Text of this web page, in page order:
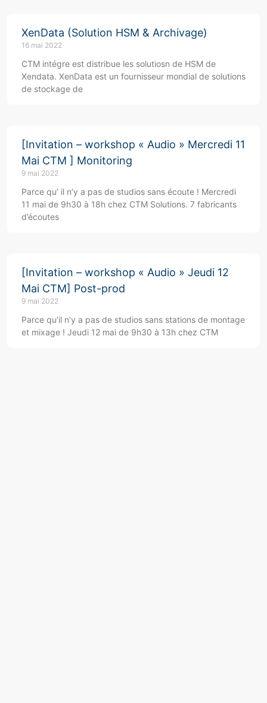
XenData (Solution HSM & Archivage)
16 mai 2022
CTM intégre est distribue les solutiosn de HSM de
Xendata. XenData est un fournisseur mondial de solutions
de stockage de
[Invitation – workshop « Audio » Mercredi 11
Mai CTM ] Monitoring
9 mai 2022
Parce qu’ il n’y a pas de studios sans écoute ! Mercredi
11 mai de 9h30 à 18h chez CTM Solutions. 7 fabricants
d’écoutes
[Invitation – workshop « Audio » Jeudi 12
Mai CTM] Post-prod
9 mai 2022
Parce qu’il n’y a pas de studios sans stations de montage
et mixage ! Jeudi 12 mai de 9h30 à 13h chez CTM